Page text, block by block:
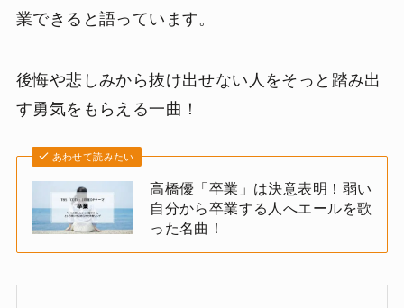
業できると語っています。
後悔や悲しみから抜け出せない人をそっと踏み出
す勇気をもらえる一曲！
あわせて読みたい
高橋優「卒業」は決意表明！弱い
自分から卒業する人へエールを歌
った名曲！